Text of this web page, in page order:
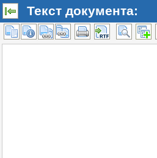
Текст документа: